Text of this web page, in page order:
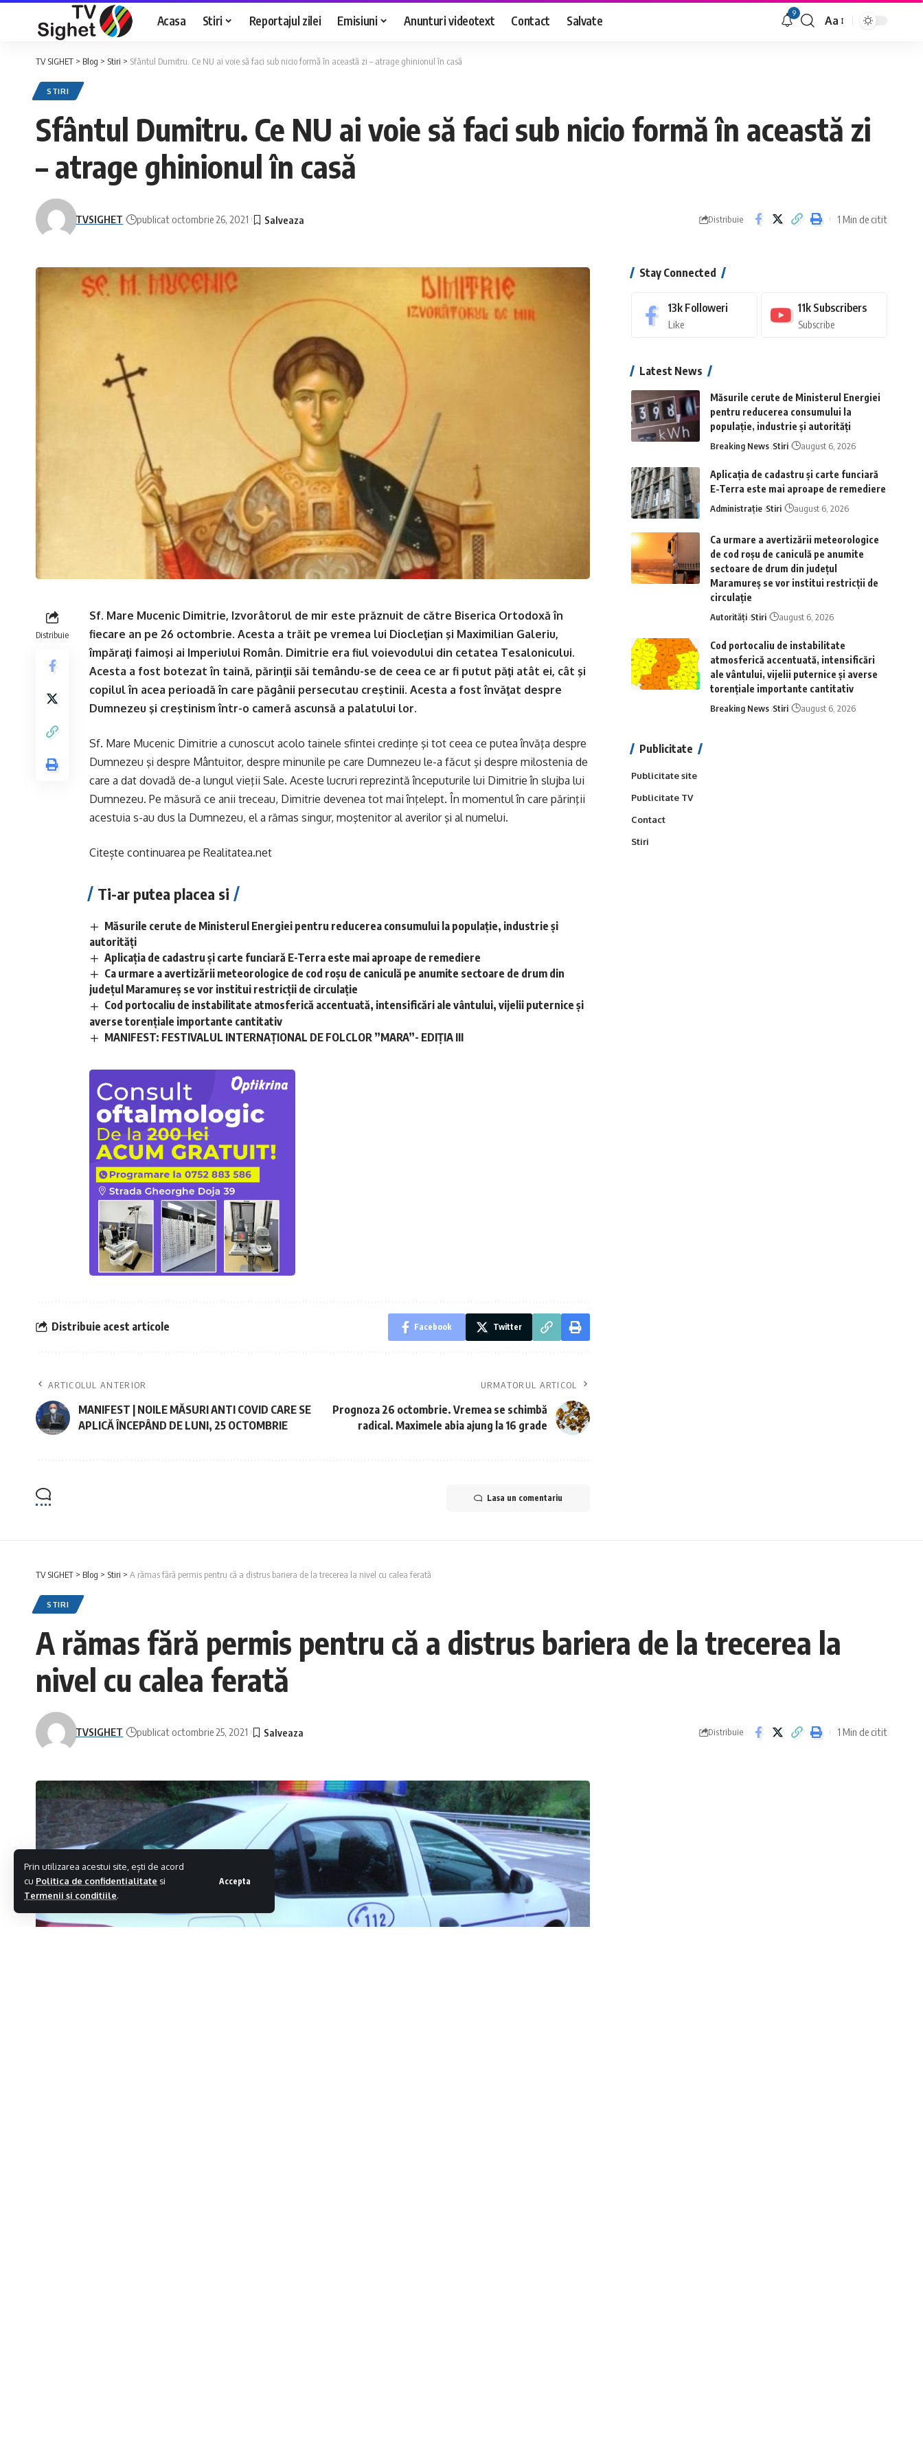
Prin utilizarea acestui site, ești de acord
cu Politica de confidentialitate si
Termenii si conditiile.
Accepta
Acasa Stiri Reportajul zilei Emisiuni Anunturi videotext Contact Salvate 9
Font
Aa
TV SIGHET > Blog > Stiri > Sfântul Dumitru. Ce NU ai voie să faci sub nicio formă în această zi – atrage ghinionul în casă
STIRI
Sfântul Dumitru. Ce NU ai voie să faci sub nicio formă în această zi
– atrage ghinionul în casă
TVSIGHET publicat octombrie 26, 2021 Distribuie 1 Min de citit
Distribuie
Sf. Mare Mucenic Dimitrie, Izvorâtorul de mir este prăznuit de către Biserica Ortodoxă în
fiecare an pe 26 octombrie. Acesta a trăit pe vremea lui Diocleţian şi Maximilian Galeriu,
împăraţi faimoşi ai Imperiului Român. Dimitrie era fiul voievodului din cetatea Tesalonicului.
Acesta a fost botezat în taină, părinţii săi temându-se de ceea ce ar fi putut păţi atât ei, cât şi
copilul în acea perioadă în care păgânii persecutau creştinii. Acesta a fost învăţat despre
Dumnezeu şi creştinism într-o cameră ascunsă a palatului lor.
Sf. Mare Mucenic Dimitrie a cunoscut acolo tainele sfintei credinţe şi tot ceea ce putea învăţa despre
Dumnezeu şi despre Mântuitor, despre minunile pe care Dumnezeu le-a făcut şi despre milostenia de
care a dat dovadă de-a lungul vieţii Sale. Aceste lucruri reprezintă începuturile lui Dimitrie în slujba lui
Dumnezeu. Pe măsură ce anii treceau, Dimitrie devenea tot mai înţelept. În momentul în care părinţii
acestuia s-au dus la Dumnezeu, el a rămas singur, moştenitor al averilor şi al numelui.
Citește continuarea pe Realitatea.net
Ti-ar putea placea si
Măsurile cerute de Ministerul Energiei pentru reducerea consumului la populație, industrie și
autorități
Aplicaţia de cadastru şi carte funciară E-Terra este mai aproape de remediere
Ca urmare a avertizării meteorologice de cod roșu de caniculă pe anumite sectoare de drum din
județul Maramureș se vor institui restricții de circulație
Cod portocaliu de instabilitate atmosferică accentuată, intensificări ale vântului, vijelii puternice și
averse torențiale importante cantitativ
MANIFEST: FESTIVALUL INTERNAȚIONAL DE FOLCLOR ”MARA”- EDIȚIA III
Distribuie acest articole Facebook Twitter
ARTICOLUL ANTERIOR
MANIFEST | NOILE MĂSURI ANTI COVID CARE SE
APLICĂ ÎNCEPÂND DE LUNI, 25 OCTOMBRIE
URMATORUL ARTICOL
Prognoza 26 octombrie. Vremea se schimbă
radical. Maximele abia ajung la 16 grade
Lasa un comentariu
Stay Connected
13k Followeri
Like
11k Subscribers
Subscribe
Latest News
Măsurile cerute de Ministerul Energiei
pentru reducerea consumului la
populație, industrie și autorități
Breaking News Stiri august 6, 2026
Aplicaţia de cadastru şi carte funciară
E-Terra este mai aproape de remediere
Administrație Stiri august 6, 2026
Ca urmare a avertizării meteorologice
de cod roșu de caniculă pe anumite
sectoare de drum din județul
Maramureș se vor institui restricții de
circulație
Autorități Stiri august 6, 2026
Cod portocaliu de instabilitate
atmosferică accentuată, intensificări
ale vântului, vijelii puternice și averse
torențiale importante cantitativ
Breaking News Stiri august 6, 2026
Publicitate
Publicitate site
Publicitate TV
Contact
Stiri
TV SIGHET > Blog > Stiri > A rămas fără permis pentru că a distrus bariera de la trecerea la nivel cu calea ferată
STIRI
A rămas fără permis pentru că a distrus bariera de la trecerea la
nivel cu calea ferată
TVSIGHET publicat octombrie 25, 2021 Distribuie 1 Min de citit